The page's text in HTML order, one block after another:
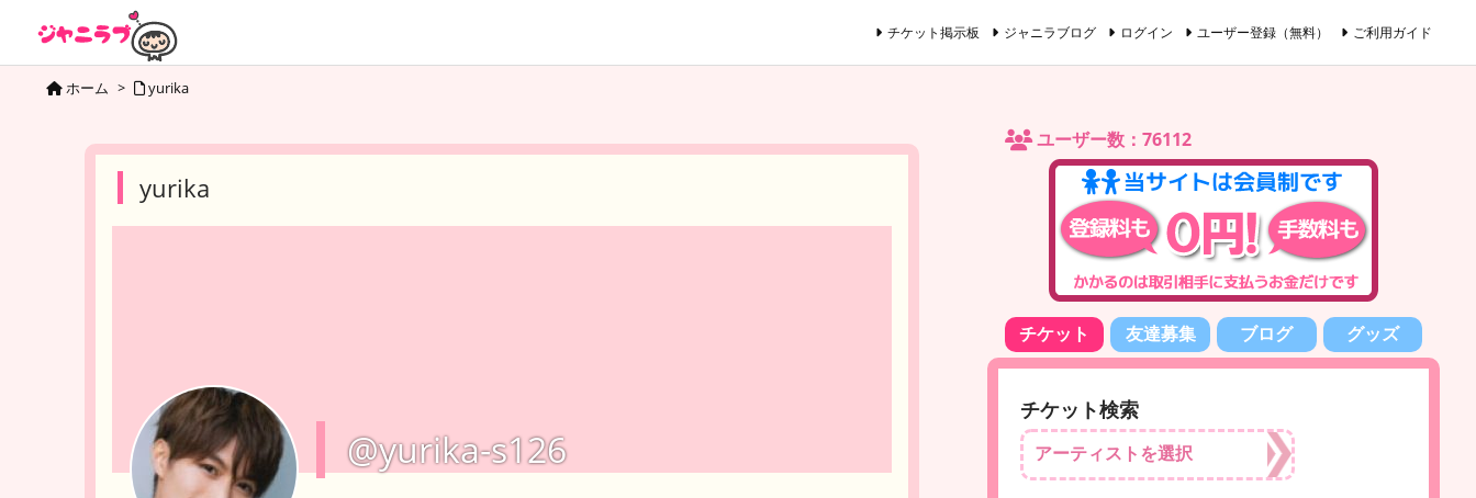
チケット掲示板 ジャニラブログ ログイン ユーザー登録（無料） ご利用ガイド
ホーム > yurika
yurika
@yurika-s126
ユーザー数：76112
チケット 友達募集 ブログ グッズ
チケット検索